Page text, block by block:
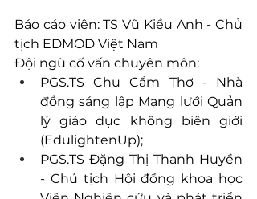
Báo cáo viên: TS Vũ Kiều Anh - Chủ
tịch EDMOD Việt Nam
Đội ngũ cố vấn chuyên môn:
PGS.TS Chu Cẩm Thơ - Nhà
đồng sáng lập Mạng lưới Quản
lý giáo dục không biên giới
(EdulightenUp);
PGS.TS Đặng Thị Thanh Huyền
- Chủ tịch Hội đồng khoa học